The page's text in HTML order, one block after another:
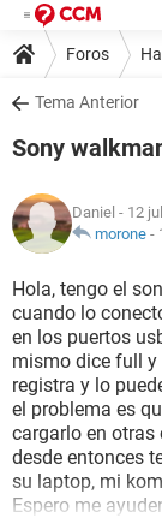
Foros
Tema Anterior
Sony
Daniel - 12
morone -
Hola, tengo el
cuando lo
en los puertos
mismo dice full
registra y lo
el problema es
cargarlo en otras
desde entonces
su laptop, mi
Espero me